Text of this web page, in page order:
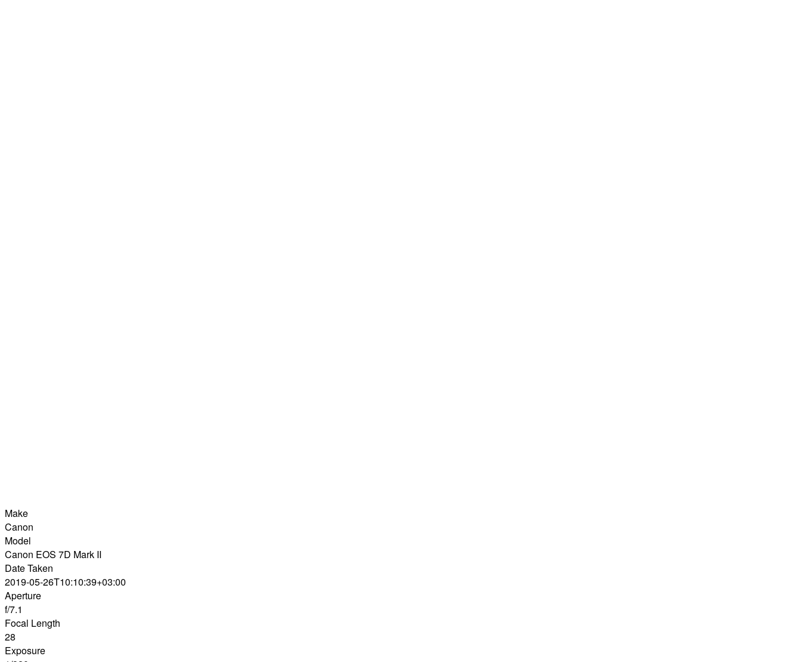
Make
Canon
Model
Canon EOS 7D Mark II
Date Taken
2019-05-26T10:10:39+03:00
Aperture
f/7.1
Focal Length
28
Exposure